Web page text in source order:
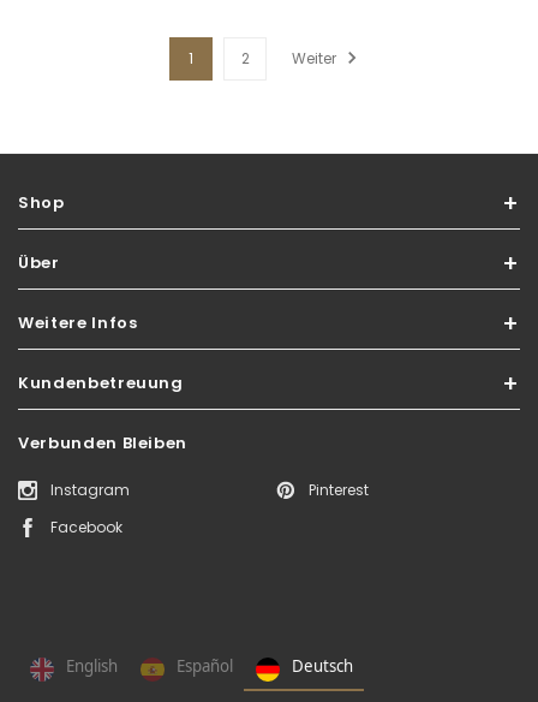
1 2 Weiter
Shop
Über
Weitere Infos
Kundenbetreuung
Verbunden Bleiben
Instagram
Facebook
Pinterest
English Español Deutsch